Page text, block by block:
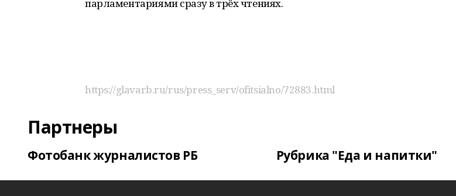
парламентариями сразу в трёх чтениях.
https://glavarb.ru/rus/press_serv/ofitsialno/72883.html
Партнеры
Фотобанк журналистов РБ Рубрика "Еда и напитки"